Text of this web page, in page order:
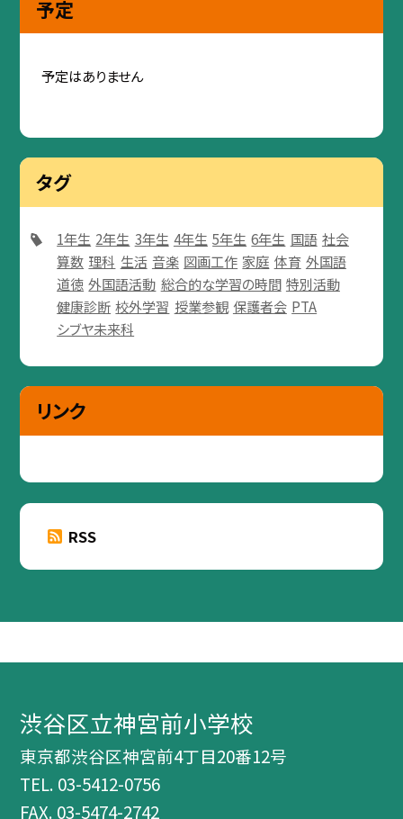
予定
予定はありません
タグ
1年生 2年生 3年生 4年生 5年生 6年生 国語 社会
算数 理科 生活 音楽 図画工作 家庭 体育 外国語
道徳 外国語活動 総合的な学習の時間 特別活動
健康診断 校外学習 授業参観 保護者会 PTA
シブヤ未来科
リンク
RSS
渋谷区立神宮前小学校
東京都渋谷区神宮前4丁目20番12号
TEL. 03-5412-0756
FAX. 03-5474-2742